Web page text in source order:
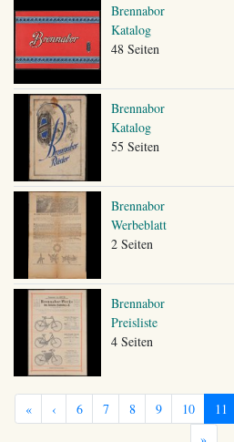
Brennabor
Katalog
48 Seiten
Brennabor
Katalog
55 Seiten
Brennabor
Werbeblatt
2 Seiten
Brennabor
Preisliste
4 Seiten
« ‹ 6 7 8 9 10 11
»